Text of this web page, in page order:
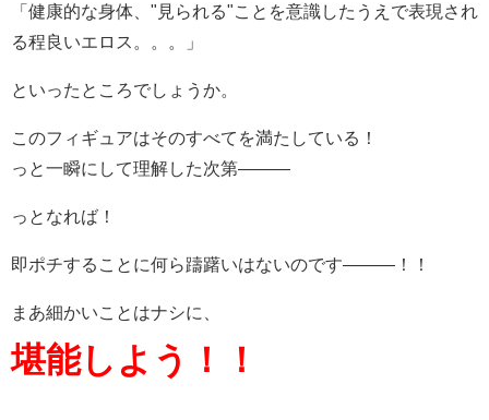
「健康的な身体、"見られる"ことを意識したうえで表現され
る程良いエロス。。。」
といったところでしょうか。
このフィギュアはそのすべてを満たしている！
っと一瞬にして理解した次第———
っとなれば！
即ポチすることに何ら躊躇いはないのです———！！
まあ細かいことはナシに、
堪能しよう！！